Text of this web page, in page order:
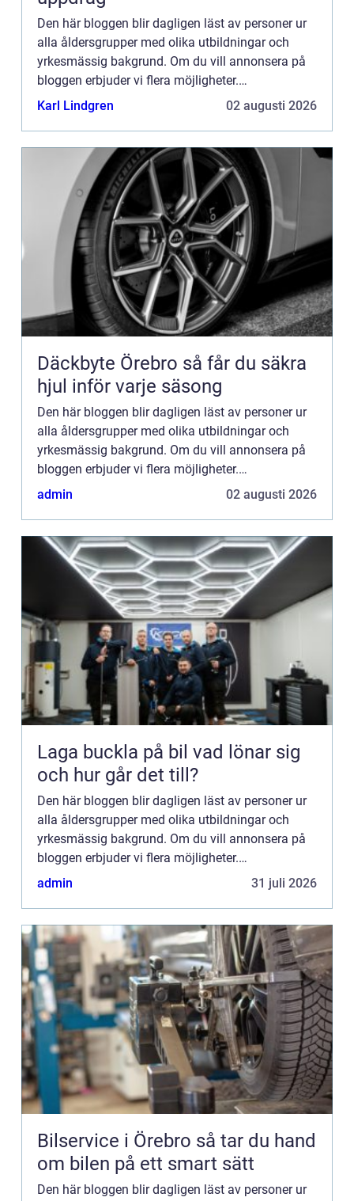
Den här bloggen blir dagligen läst av personer ur
alla åldersgrupper med olika utbildningar och
yrkesmässig bakgrund. Om du vill annonsera på
bloggen erbjuder vi flera möjligheter.
Bannerannonser är endast ett av alternativen.
Karl Lindgren 02 augusti 2026
Däckbyte Örebro så får du säkra
hjul inför varje säsong
Den här bloggen blir dagligen läst av personer ur
alla åldersgrupper med olika utbildningar och
yrkesmässig bakgrund. Om du vill annonsera på
bloggen erbjuder vi flera möjligheter.
Bannerannonser är endast ett av alternativen.
admin 02 augusti 2026
Laga buckla på bil vad lönar sig
och hur går det till?
Den här bloggen blir dagligen läst av personer ur
alla åldersgrupper med olika utbildningar och
yrkesmässig bakgrund. Om du vill annonsera på
bloggen erbjuder vi flera möjligheter.
Bannerannonser är endast ett av alternativen.
admin 31 juli 2026
Bilservice i Örebro så tar du hand
om bilen på ett smart sätt
Den här bloggen blir dagligen läst av personer ur